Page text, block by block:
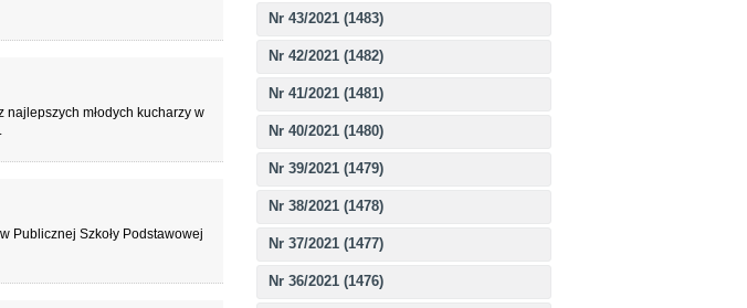
Nr 43/2021 (1483)
Nr 42/2021 (1482)
Nr 41/2021 (1481)
Nr 40/2021 (1480)
Nr 39/2021 (1479)
Nr 38/2021 (1478)
Nr 37/2021 (1477)
Nr 36/2021 (1476)
najlepszych młodych kucharzy w
Publicznej Szkoły Podstawowej